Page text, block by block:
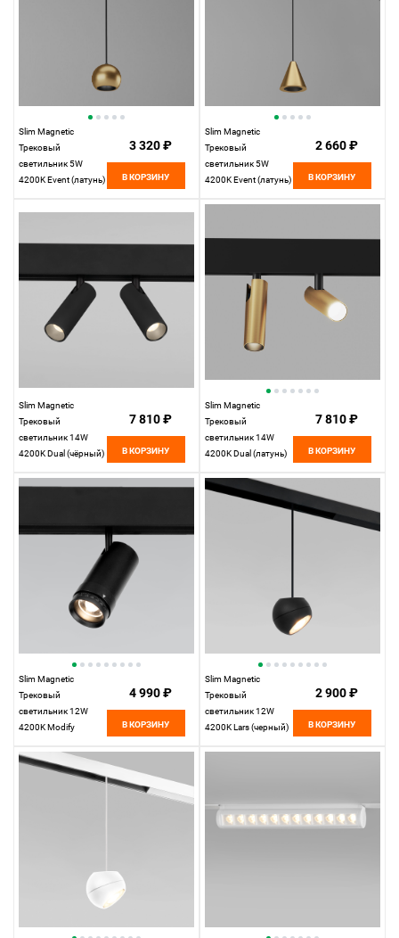
Slim Magnetic
Трековый
светильник 5W
4200K Event (латунь)
Elektrostandard
3 320 ₽
В КОРЗИНУ
Slim Magnetic
Трековый
светильник 5W
4200K Event (латунь)
2 660 ₽
В КОРЗИНУ
Slim Magnetic
Трековый
светильник 14W
4200K Dual (чёрный)
Elektrostandard
7 810 ₽
В КОРЗИНУ
Slim Magnetic
Трековый
светильник 14W
4200K Dual (латунь)
Elektrostandard
7 810 ₽
В КОРЗИНУ
Slim Magnetic
Трековый
светильник 12W
4200K Modify
Elektrostandard
4 990 ₽
В КОРЗИНУ
Slim Magnetic
Трековый
светильник 12W
4200K Lars (черный)
2 900 ₽
В КОРЗИНУ